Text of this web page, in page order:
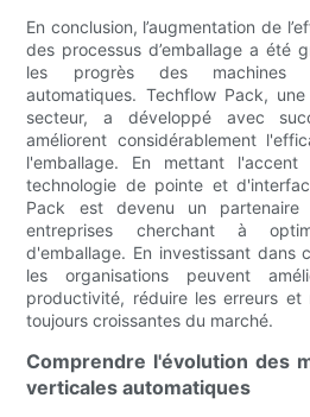
En conclusion, l’augmentation de
des processus d’emballage a été
les progrès des machines
automatiques. Techflow Pack,
secteur, a développé avec
améliorent considérablement
l'emballage. En mettant
technologie de pointe et
Pack est devenu un
entreprises cherchant à
d'emballage. En investissant dans
les organisations peuvent
productivité, réduire les erreurs et
toujours croissantes du marché.
Comprendre l'évolution des
verticales automatiques